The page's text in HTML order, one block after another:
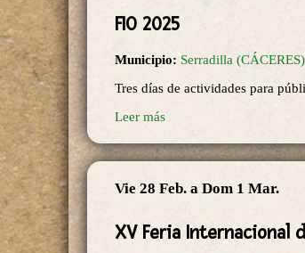
FIO 2025
Municipio: Serradilla (CÁCERES)
Tres días de actividades para
Leer más
Vie 28 Feb. a Dom 1 Mar.
XV Feria Internacional